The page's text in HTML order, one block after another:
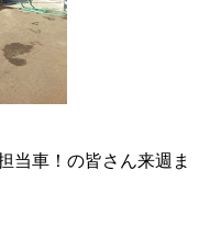
当車！の皆さん来週ま